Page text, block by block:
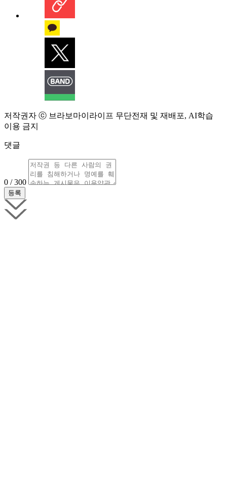
저작권자 ⓒ 브라보마이라이프 무단전재 및 재배포, AI학습
이용 금지
댓글
0 / 300